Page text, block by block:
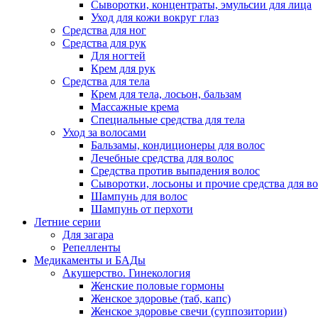
Сыворотки, концентраты, эмульсии для лица
Уход для кожи вокруг глаз
Средства для ног
Средства для рук
Для ногтей
Крем для рук
Средства для тела
Крем для тела, лосьон, бальзам
Массажные крема
Специальные средства для тела
Уход за волосами
Бальзамы, кондиционеры для волос
Лечебные средства для волос
Средства против выпадения волос
Сыворотки, лосьоны и прочие средства для
Шампунь для волос
Шампунь от перхоти
Летние серии
Для загара
Репелленты
Медикаменты и БАДы
Акушерство. Гинекология
Женские половые гормоны
Женское здоровье (таб, капс)
Женское здоровье свечи (суппозитории)